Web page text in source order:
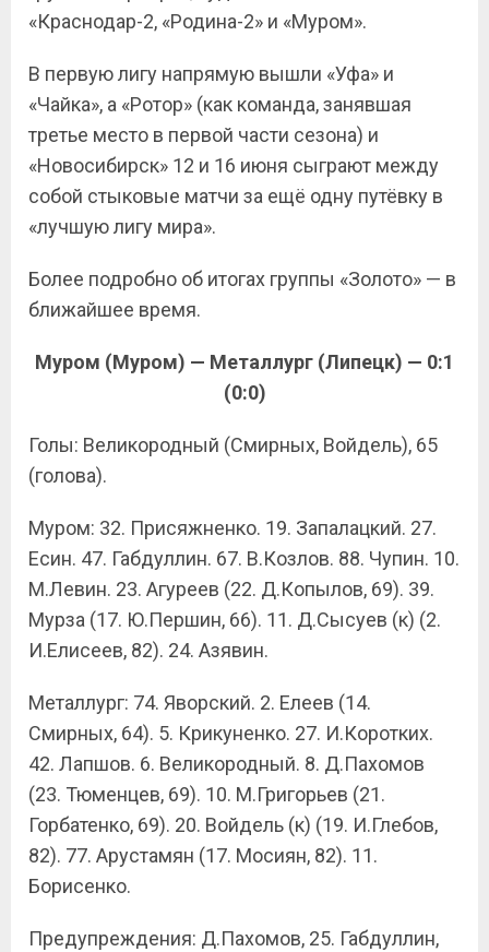
«Краснодар-2, «Родина-2» и «Муром».
В первую лигу напрямую вышли «Уфа» и
«Чайка», а «Ротор» (как команда, занявшая
третье место в первой части сезона) и
«Новосибирск» 12 и 16 июня сыграют между
собой стыковые матчи за ещё одну путёвку в
«лучшую лигу мира».
Более подробно об итогах группы «Золото» — в
ближайшее время.
Муром (Муром) — Металлург (Липецк) — 0:1
(0:0)
Голы: Великородный (Смирных, Войдель), 65
(голова).
Муром: 32. Присяжненко. 19. Запалацкий. 27.
Есин. 47. Габдуллин. 67. В.Козлов. 88. Чупин. 10.
М.Левин. 23. Агуреев (22. Д.Копылов, 69). 39.
Мурза (17. Ю.Першин, 66). 11. Д.Сысуев (к) (2.
И.Елисеев, 82). 24. Азявин.
Металлург: 74. Яворский. 2. Елеев (14.
Смирных, 64). 5. Крикуненко. 27. И.Коротких.
42. Лапшов. 6. Великородный. 8. Д.Пахомов
(23. Тюменцев, 69). 10. М.Григорьев (21.
Горбатенко, 69). 20. Войдель (к) (19. И.Глебов,
82). 77. Арустамян (17. Мосиян, 82). 11.
Борисенко.
Предупреждения: Д.Пахомов, 25. Габдуллин,